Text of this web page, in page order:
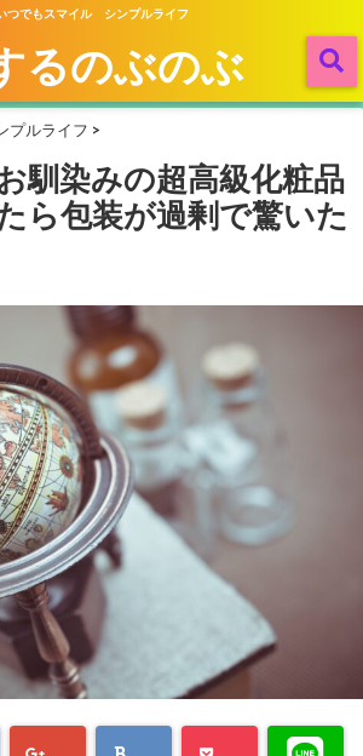
つでもスマイル シンプルライフ
るのぶのぶ
プルライフ >
馴染みの超高級化粧品
ら包装が過剰で驚いた